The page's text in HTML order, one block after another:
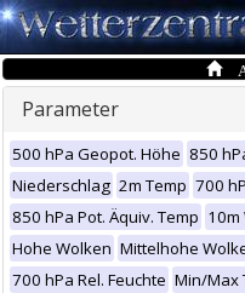
Parameter
500 hPa Geopot. Höhe 850
Niederschlag 2m Temp 700
850 hPa Pot. Äquiv. Temp 10m
Hohe Wolken Mittelhohe
700 hPa Rel. Feuchte Min/Max